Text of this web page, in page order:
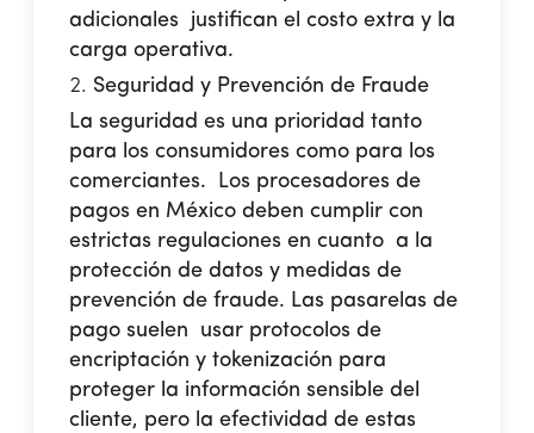
adicionales justifican el costo extra y la
carga operativa.
Seguridad y Prevención de Fraude
La seguridad es una prioridad tanto
para los consumidores como para los
comerciantes. Los procesadores de
pagos en México deben cumplir con
estrictas regulaciones en cuanto a la
protección de datos y medidas de
prevención de fraude. Las pasarelas de
pago suelen usar protocolos de
encriptación y tokenización para
proteger la información sensible del
cliente, pero la efectividad de estas